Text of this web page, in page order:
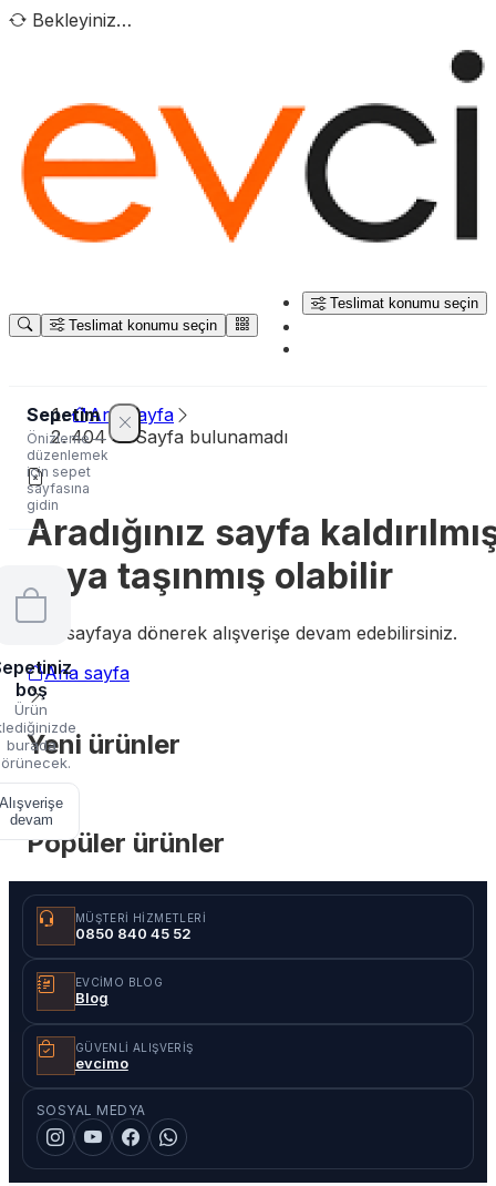
Bekleyiniz…
Teslimat konumu seçin
Teslimat konumu seçin
Sepetim
Önizleme —
düzenlemek
için sepet
sayfasına
gidin
boş
Ürün
burada
Alışverişe
devam
Ana sayfa
404 — Sayfa bulunamadı
Aradığınız sayfa
veya taşınmış olabilir
Ana sayfaya dönerek alışverişe devam edebilirsiniz.
Ana sayfa
Yeni ürünler
Popüler ürünler
MÜŞTERI HIZMETLERI
0850 840 45 52
EVCIMO BLOG
Blog
GÜVENLI ALIŞVERIŞ
evcimo
SOSYAL MEDYA